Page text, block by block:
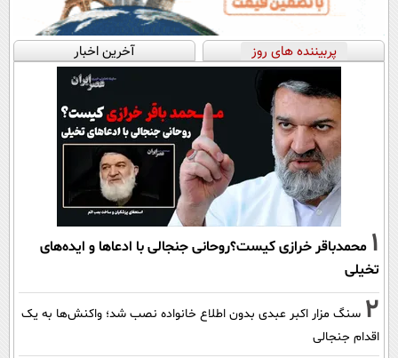
پربیننده های روز آخرین اخبار
1 محمدباقر خرازی کیست؟روحانی جنجالی با ادعاها و ایده‌های
تخیلی
2 سنگ مزار اکبر عبدی بدون اطلاع خانواده نصب شد؛ واکنش‌ها به یک
اقدام جنجالی